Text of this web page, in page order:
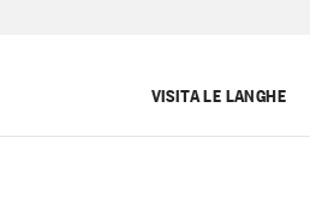
VISITA LE LANGHE